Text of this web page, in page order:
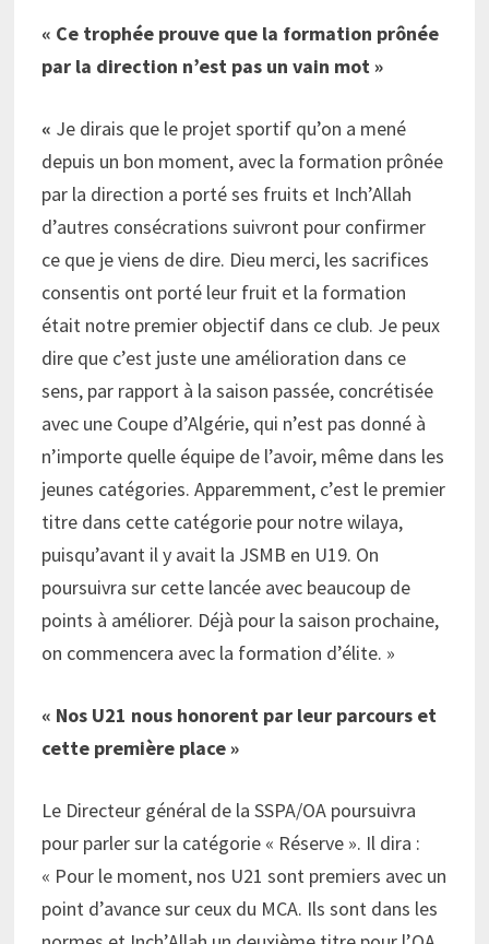
« Ce trophée prouve que la formation prônée
par la direction n’est pas un vain mot »
« Je dirais que le projet sportif qu’on a mené
depuis un bon moment, avec la formation prônée
par la direction a porté ses fruits et Inch’Allah
d’autres consécrations suivront pour confirmer
ce que je viens de dire. Dieu merci, les sacrifices
consentis ont porté leur fruit et la formation
était notre premier objectif dans ce club. Je peux
dire que c’est juste une amélioration dans ce
sens, par rapport à la saison passée, concrétisée
avec une Coupe d’Algérie, qui n’est pas donné à
n’importe quelle équipe de l’avoir, même dans les
jeunes catégories. Apparemment, c’est le premier
titre dans cette catégorie pour notre wilaya,
puisqu’avant il y avait la JSMB en U19. On
poursuivra sur cette lancée avec beaucoup de
points à améliorer. Déjà pour la saison prochaine,
on commencera avec la formation d’élite. »
« Nos U21 nous honorent par leur parcours et
cette première place »
Le Directeur général de la SSPA/OA poursuivra
pour parler sur la catégorie « Réserve ». Il dira :
« Pour le moment, nos U21 sont premiers avec un
point d’avance sur ceux du MCA. Ils sont dans les